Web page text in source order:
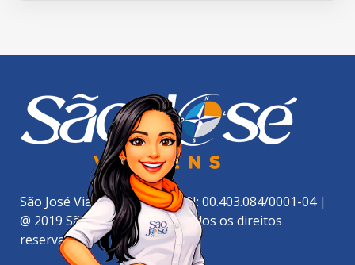
São José Viagens Ltda. | CNPJ: 00.403.084/0001-04 |
@ 2019 São José Viagens - Todos os direitos
reservados.